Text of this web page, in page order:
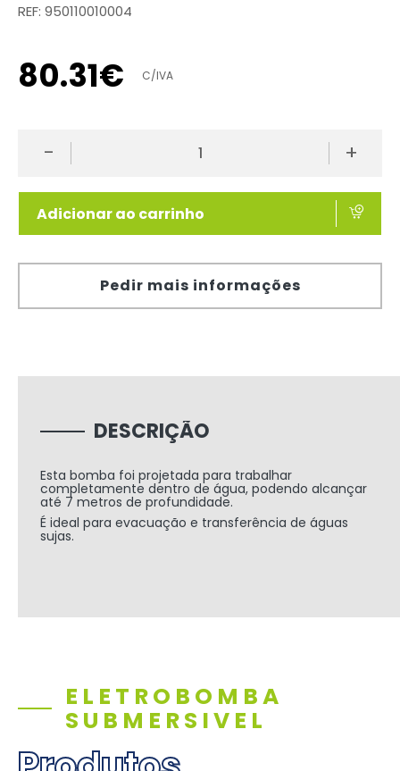
REF: 950110010004
80.31€ C/IVA
- +
Adicionar ao carrinho
Pedir mais informações
DESCRIÇÃO
Esta bomba foi projetada para trabalhar
completamente dentro de água, podendo alcançar
até 7 metros de profundidade.
É ideal para evacuação e transferência de águas
sujas.
ELETROBOMBA
SUBMERSIVEL